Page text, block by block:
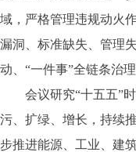
域，严格管理违规动火
漏洞、标准缺失、管理
动、“一件事”全链条治
会议研究“十五五”时
污、扩绿、增长，持续
步推进能源、工业、建